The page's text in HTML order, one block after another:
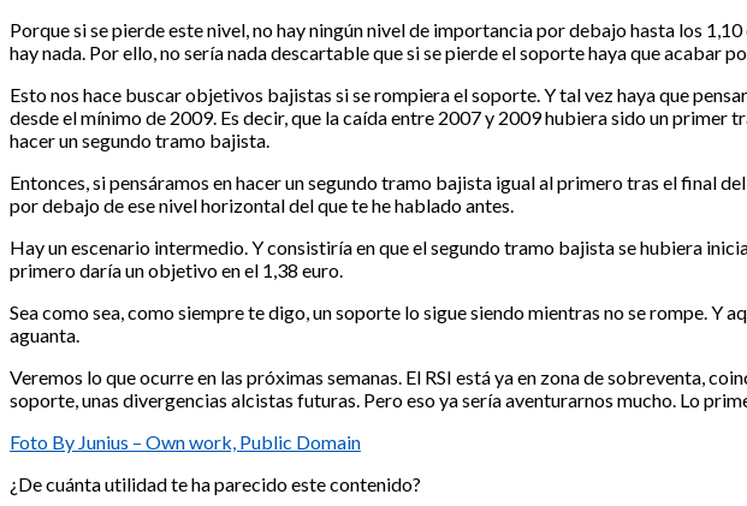
Porque si se pierde este nivel, no hay ningún nivel de importancia por debajo hasta los
hay nada. Por ello, no sería nada descartable que si se pierde el soporte haya que acabar
Esto nos hace buscar objetivos bajistas si se rompiera el soporte. Y tal vez haya que
desde el mínimo de 2009. Es decir, que la caída entre 2007 y 2009 hubiera sido un
hacer un segundo tramo bajista.
Entonces, si pensáramos en hacer un segundo tramo bajista igual al primero tras el final
por debajo de ese nivel horizontal del que te he hablado antes.
Hay un escenario intermedio. Y consistiría en que el segundo tramo bajista se hubiera
primero daría un objetivo en el 1,38 euro.
Sea como sea, como siempre te digo, un soporte lo sigue siendo mientras no se rompe. Y
aguanta.
Veremos lo que ocurre en las próximas semanas. El RSI está ya en zona de sobreventa,
soporte, unas divergencias alcistas futuras. Pero eso ya sería aventurarnos mucho. Lo
Foto By Junius – Own work, Public Domain
¿De cuánta utilidad te ha parecido este contenido?